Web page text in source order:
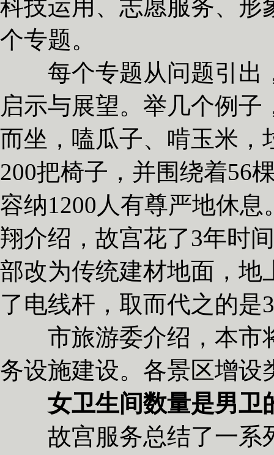
科技运用、志愿服务、形
个专题。
每个专题从问题引出
启示与展望。举几个例
而坐，嗑瓜子、啃玉米，
200把椅子，并围绕着56
容纳1200人有尊严地休
翔介绍，故宫花了3年时
部改为传统建材地面，地
了电线杆，取而代之的是
市旅游委介绍，本市
务设施建设。各景区增设
女卫生间数量是男卫
故宫服务总结了一系